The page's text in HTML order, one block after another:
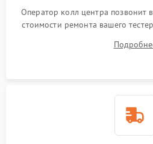
Оператор колл центра позвонит
стоимости ремонта вашего